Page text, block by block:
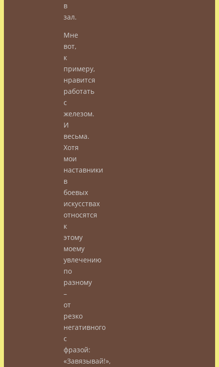
в
зал.
Мне
вот,
к
примеру,
нравится
работать
с
железом.
И
весьма.
Хотя
мои
наставники
в
боевых
искусствах
относятся
к
этому
моему
увлечению
по
разному
–
от
резко
негативного
с
фразой:
«Завязывай!»,